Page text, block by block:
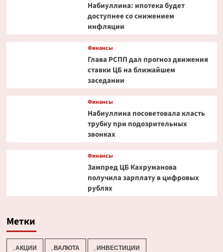
Набиуллина: ипотека будет
доступнее со снижением
инфляции
Финансы
Глава РСПП дал прогноз движения
ставки ЦБ на ближайшем
заседании
Финансы
Набиуллина посоветовала класть
трубку при подозрительных
звонках
Финансы
Зампред ЦБ Кахруманова
получила зарплату в цифровых
рублях
Метки
, АКЦИИ , ВАЛЮТА , ИНВЕСТИЦИИ